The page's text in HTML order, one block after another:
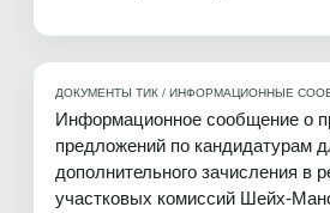
ДОКУМЕНТЫ ТИК / ИНФОРМАЦИОННЫЕ
Информационное сообщение о
предложений по кандидатурам
дополнительного зачисления в
участковых комиссий Шейх-